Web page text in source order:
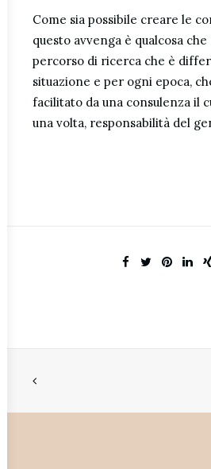
Come sia possibile creare le
questo avvenga è qualcosa
percorso di ricerca che è
situazione e per ogni epoca,
facilitato da una consulenza il
una volta, responsabilità del